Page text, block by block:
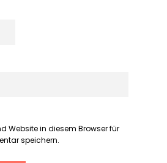
Website in diesem Browser für
speichern.